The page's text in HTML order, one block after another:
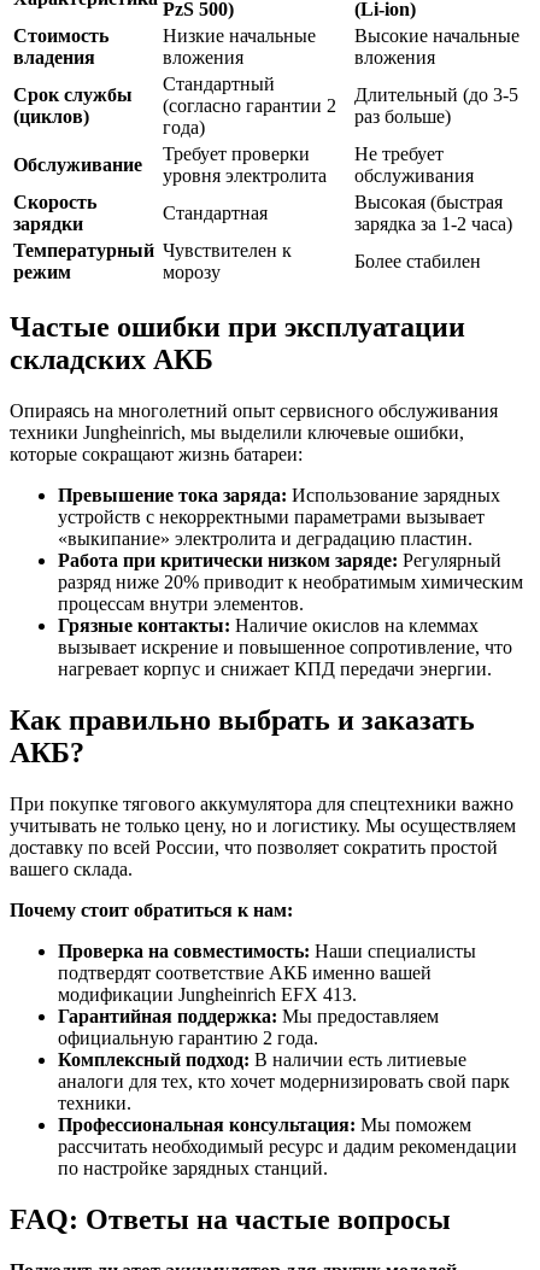
PzS 500)
(Li-ion)
Стоимость
владения
Низкие начальные
вложения
Высокие начальные
вложения
Срок службы
(циклов)
Стандартный
(согласно гарантии 2
года)
Длительный (до 3-5
раз больше)
Обслуживание
Требует проверки
уровня электролита
Не требует
обслуживания
Скорость
зарядки
Стандартная
Высокая (быстрая
зарядка за 1-2 часа)
Температурный
режим
Чувствителен к
морозу
Более стабилен
Частые ошибки при эксплуатации
складских АКБ
Опираясь на многолетний опыт сервисного обслуживания
техники Jungheinrich, мы выделили ключевые ошибки,
которые сокращают жизнь батареи:
Превышение тока заряда: Использование зарядных
устройств с некорректными параметрами вызывает
«выкипание» электролита и деградацию пластин.
Работа при критически низком заряде: Регулярный
разряд ниже 20% приводит к необратимым химическим
процессам внутри элементов.
Грязные контакты: Наличие окислов на клеммах
вызывает искрение и повышенное сопротивление, что
нагревает корпус и снижает КПД передачи энергии.
Как правильно выбрать и заказать
АКБ?
При покупке тягового аккумулятора для спецтехники важно
учитывать не только цену, но и логистику. Мы осуществляем
доставку по всей России, что позволяет сократить простой
вашего склада.
Почему стоит обратиться к нам:
Проверка на совместимость: Наши специалисты
подтвердят соответствие АКБ именно вашей
модификации Jungheinrich EFX 413.
Гарантийная поддержка: Мы предоставляем
официальную гарантию 2 года.
Комплексный подход: В наличии есть литиевые
аналоги для тех, кто хочет модернизировать свой парк
техники.
Профессиональная консультация: Мы поможем
рассчитать необходимый ресурс и дадим рекомендации
по настройке зарядных станций.
FAQ: Ответы на частые вопросы